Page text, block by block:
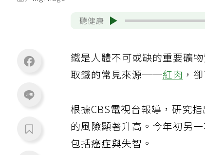
聽健康
鐵是人體不可或缺的重要礦
取鐵的常見來源──紅肉 ，
根據CBS電視台報導，研究
的風險顯著升高。今年初另
包括癌症與失智。